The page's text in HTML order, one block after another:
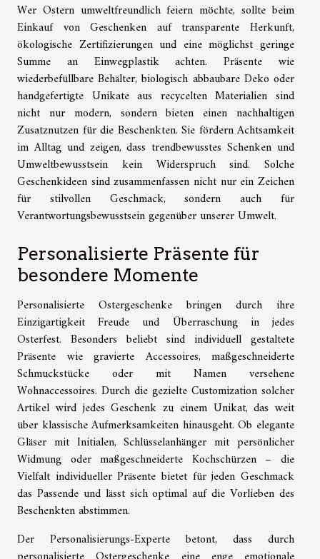
Wer Ostern umweltfreundlich feiern möchte, sollte beim
Einkauf von Geschenken auf transparente Herkunft,
ökologische Zertifizierungen und eine möglichst geringe
Summe an Einwegplastik achten. Präsente wie
wiederbefüllbare Behälter, biologisch abbaubare Deko oder
handgefertigte Unikate aus recycelten Materialien sind
nicht nur modern, sondern bieten einen nachhaltigen
Zusatznutzen für die Beschenkten. Sie fördern Achtsamkeit
im Alltag und zeigen, dass trendbewusstes Schenken und
Umweltbewusstsein kein Widerspruch sind. Solche
Geschenkideen sind zusammenfassen nicht nur ein Zeichen
für stilvollen Geschmack, sondern auch für
Verantwortungsbewusstsein gegenüber unserer Umwelt.
Personalisierte Präsente für
besondere Momente
Personalisierte Ostergeschenke bringen durch ihre
Einzigartigkeit Freude und Überraschung in jedes
Osterfest. Besonders beliebt sind individuell gestaltete
Präsente wie gravierte Accessoires, maßgeschneiderte
Schmuckstücke oder mit Namen versehene
Wohnaccessoires. Durch die gezielte Customization solcher
Artikel wird jedes Geschenk zu einem Unikat, das weit
über klassische Aufmerksamkeiten hinausgeht. Ob elegante
Gläser mit Initialen, Schlüsselanhänger mit persönlicher
Widmung oder maßgeschneiderte Kochschürzen – die
Vielfalt individueller Präsente bietet für jeden Geschmack
das Passende und lässt sich optimal auf die Vorlieben des
Beschenkten abstimmen.
Der Personalisierungs-Experte betont, dass durch